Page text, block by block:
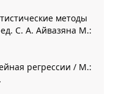
методы
С. А. Айвазяна М.:
регрессии / М.: